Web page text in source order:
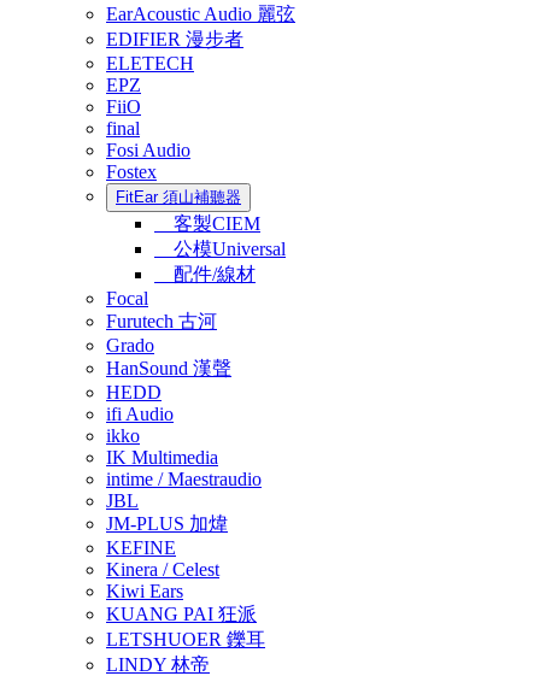
EarAcoustic Audio 麗弦
EDIFIER 漫步者
ELETECH
EPZ
FiiO
final
Fosi Audio
Fostex
FitEar 須山補聽器
客製CIEM
公模Universal
配件/線材
Focal
Furutech 古河
Grado
HanSound 漢聲
HEDD
ifi Audio
ikko
IK Multimedia
intime / Maestraudio
JBL
JM-PLUS 加煒
KEFINE
Kinera / Celest
Kiwi Ears
KUANG PAI 狂派
LETSHUOER 鑠耳
LINDY 林帝